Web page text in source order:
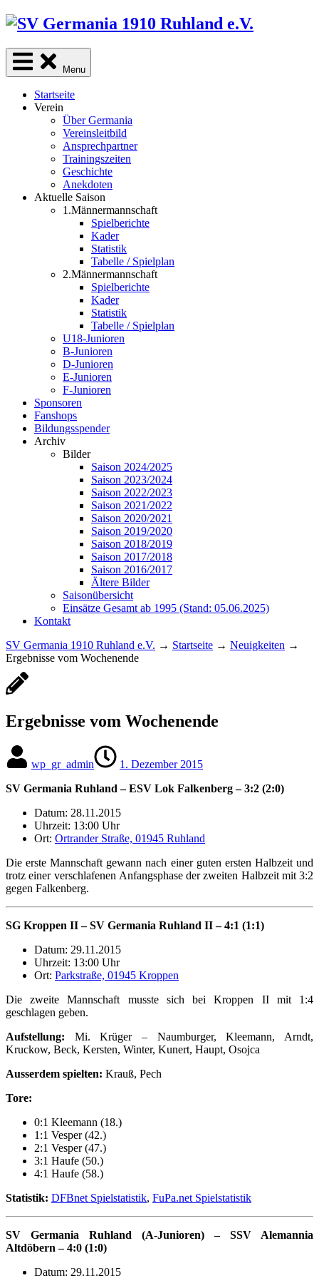
Skip
content
Menu
Startseite
Verein
Über Germania
Vereinsleitbild
Ansprechpartner
Trainingszeiten
Geschichte
Anekdoten
Aktuelle Saison
1.Männermannschaft
Spielberichte
Kader
Statistik
Tabelle / Spielplan
2.Männermannschaft
Spielberichte
Kader
Statistik
Tabelle / Spielplan
U18-Junioren
B-Junioren
D-Junioren
E-Junioren
F-Junioren
Sponsoren
Fanshops
Bildungsspender
Archiv
Bilder
Saison 2024/2025
Saison 2023/2024
Saison 2022/2023
Saison 2021/2022
Saison 2020/2021
Saison 2019/2020
Saison 2018/2019
Saison 2017/2018
Saison 2016/2017
Ältere Bilder
Saisonübersicht
Einsätze Gesamt ab 1995 (Stand: 05.06.2025)
Kontakt
SV Germania 1910 Ruhland e.V. → Startseite → Neuigkeiten →
Ergebnisse vom Wochenende
Ergebnisse vom Wochenende
wp_gr_admin
1. Dezember 2015
SV Germania Ruhland – ESV Lok Falkenberg – 3:2 (2:0)
Datum: 28.11.2015
Uhrzeit: 13:00 Uhr
Ort: Ortrander Straße, 01945 Ruhland
Die erste Mannschaft gewann nach einer guten ersten Halbzeit und
trotz einer verschlafenen Anfangsphase der zweiten Halbzeit mit 3:2
gegen Falkenberg.
SG Kroppen II –SV Germania Ruhland II – 4:1 (1:1)
Datum: 29.11.2015
Uhrzeit: 13:00 Uhr
Ort: Parkstraße, 01945 Kroppen
Die zweite Mannschaft musste sich bei Kroppen II mit 1:4
geschlagen geben.
Aufstellung: Mi. Krüger – Naumburger, Kleemann, Arndt,
Kruckow, Beck, Kersten, Winter, Kunert, Haupt, Osojca
Ausserdem spielten: Krauß, Pech
Tore:
0:1 Kleemann (18.)
1:1 Vesper (42.)
2:1 Vesper (47.)
3:1 Haufe (50.)
4:1 Haufe (58.)
Statistik: DFBnet Spielstatistik, FuPa.net Spielstatistik
SV Germania Ruhland (A-Junioren) – SSV Alemannia
Altdöbern – 4:0 (1:0)
Datum: 29.11.2015